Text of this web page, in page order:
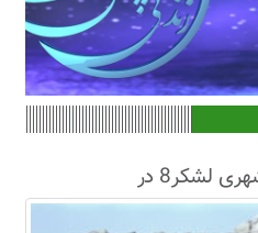
مصاحبۀ رزمندگان خمینی‌شهری لشکر8 در